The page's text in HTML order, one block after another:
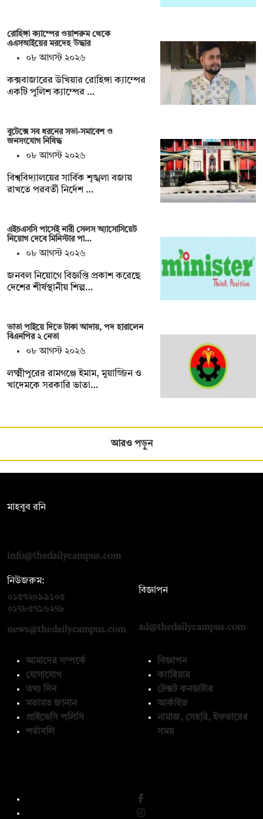
রোহিঙ্গা ক্যাম্পের ওয়াশরুম থেকে
এএসআইয়ের মরদেহ উদ্ধার
০৮ আগস্ট ২০২৬
কক্সবাজারের উখিয়ার রোহিঙ্গা ক্যাম্পের
একটি পুলিশ ক্যাম্পের …
বুটেক্সে সব ধরনের সভা-সমাবেশ ও
জনসংযোগ নিষিদ্ধ
০৮ আগস্ট ২০২৬
বিশ্ববিদ্যালয়ের সার্বিক শৃঙ্খলা বজায়
রাখতে পরবর্তী নির্দেশ …
এইচএসসি পাসেই নারী সেলস অ্যাসোসিয়েট
নিয়োগ দেবে মিনিস্টার পা…
০৮ আগস্ট ২০২৬
জনবল নিয়োগে বিজ্ঞপ্তি প্রকাশ করেছে
দেশের শীর্ষস্থানীয় শিল্প…
ভাতা পাইয়ে দিতে টাকা আদায়, পদ হারালেন
বিএনপির ২ নেতা
০৮ আগস্ট ২০২৬
লক্ষ্মীপুরের রামগঞ্জে ইমাম, মুয়াজ্জিন ও
খাদেমকে সরকারি ভাতা…
আরও পড়ুন
মাহবুব রনি
info@thedailycampus.com
নিউজরুম:
০১৫৭২০৯৯১০৫
০১৭৮৫৭১৬২৭৮
news@thedailycampus.com
বিজ্ঞাপন
ad@thedailycampus.com
আমাদের সম্পর্কে
যোগাযোগ
তথ্য দিন
মতামত জানান
প্রাইভেসি পলিসি
শর্তাবলি
বিজ্ঞাপন
ক্যারিয়ার
টেক্সট কনভার্টার
আর্কাইভ
নামাজ, সেহরি, ইফতারের
সময়